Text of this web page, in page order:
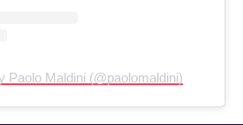
Paolo Maldini (@paolomaldini)